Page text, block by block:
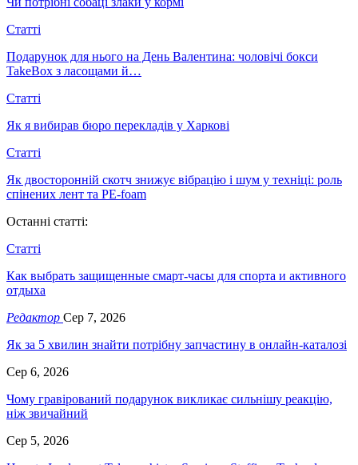
Статті
Подарунок для нього на День Валентина: чоловічі бокси
TakeBox з ласощами й…
Статті
Як я вибирав бюро перекладів у Харкові
Статті
Як двосторонній скотч знижує вібрацію і шум у техніці: роль
спінених лент та PE-foam
Останні статті:
Статті
Как выбрать защищенные смарт-часы для спорта и активного
отдыха
Редактор Сер 7, 2026
Як за 5 хвилин знайти потрібну запчастину в онлайн-каталозі
Сер 6, 2026
Чому гравірований подарунок викликає сильнішу реакцію,
ніж звичайний
Сер 5, 2026